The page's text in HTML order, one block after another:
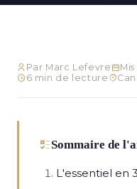
Par Marc Lefevre
6 min de lecture
Sommaire de
L'essentiel en